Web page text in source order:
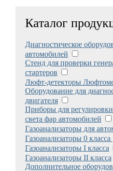
Каталог
Диагностическое
автомобилей
Стенд для проверки
стартеров
Люфт-детекторы
Оборудование для
двигателя
Приборы для
света фар автомобилей
Газоанализаторы для
Газоанализаторы 0 класса
Газоанализаторы I класса
Газоанализаторы II класса
Дополнительное